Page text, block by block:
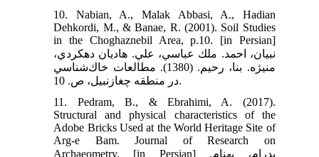
10. Nabian, A., Malak Abbasi, A., Hadian
Dehkordi, M., & Banae, R. (2001). Soil Studies
in the Choghaznebil Area, p.10. [in Persian]
نبيان، احمد. ملك عباسي، علي. هاديان دهكردي،
منيژه. بنا، رحيم. (1380). مطالعات خاك‌شناسي
در منطقه چغازنبيل، ص. 10.
11. Pedram, B., & Ebrahimi, A. (2017).
Structural and physical characteristics of the
Adobe Bricks Used at the World Heritage Site of
Arg-e Bam. Journal of Research on
Archaeometry. [in Persian] پدرام، بهنام.